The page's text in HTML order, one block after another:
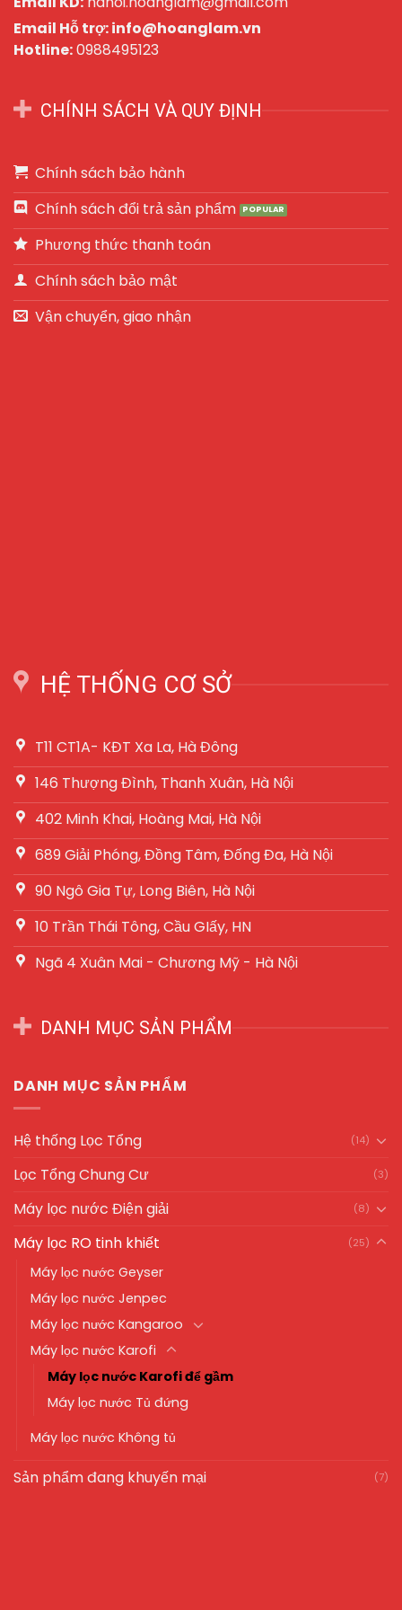
Email Hỗ trợ: info@hoanglam.vn
Hotline:0988495123
CHÍNH SÁCH VÀ QUY ĐỊNH
Chính sách bảo hành
Chính sách đổi trả sản phẩm
Phương thức thanh toán
Chính sách bảo mật
Vận chuyển, giao nhận
HỆ THỐNG CƠ SỞ
T11 CT1A- KĐT Xa La, Hà Đông
146 Thượng Đình, Thanh Xuân, Hà Nội
402 Minh Khai, Hoàng Mai, Hà Nội
689 Giải Phóng, Đồng Tâm, Đống Đa, Hà Nội
90 Ngô Gia Tự, Long Biên, Hà Nội
10 Trần Thái Tông, Cầu GIấy, HN
Ngã 4 Xuân Mai - Chương Mỹ - Hà Nội
DANH MỤC SẢN PHẨM
DANH MỤC SẢN PHẨM
Hệ thống Lọc Tổng (14)
Lọc Tổng Chung Cư (3)
Máy lọc nước Điện giải (8)
Máy lọc RO tinh khiết (25)
Máy lọc nước Geyser
Máy lọc nước Jenpec
Máy lọc nước Kangaroo
Máy lọc nước Karofi
Máy lọc nước Karofi để gầm
Máy lọc nước Tủ đứng
Máy lọc nước Không tủ
Sản phẩm đang khuyến mại (7)